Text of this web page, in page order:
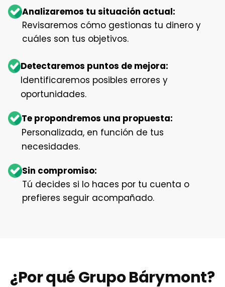
Analizaremos tu situación actual:
Revisaremos cómo gestionas tu dinero y
cuáles son tus objetivos.
Detectaremos puntos de mejora:
Identificaremos posibles errores y
oportunidades.
Te propondremos una propuesta:
Personalizada, en función de tus
necesidades.
Sin compromiso:
Tú decides si lo haces por tu cuenta o
prefieres seguir acompañado.
¿Por qué Grupo Bárymont?